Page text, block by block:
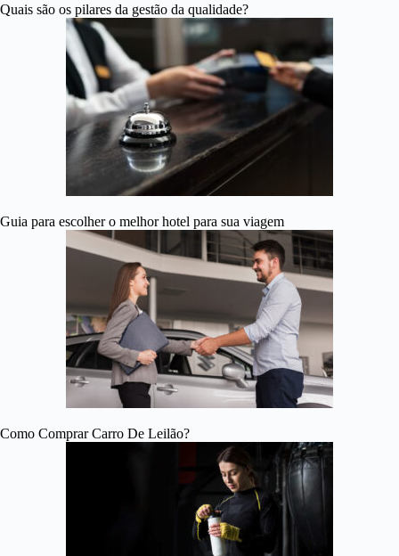
Quais são os pilares da gestão da qualidade?
Guia para escolher o melhor hotel para sua viagem
Como Comprar Carro De Leilão?